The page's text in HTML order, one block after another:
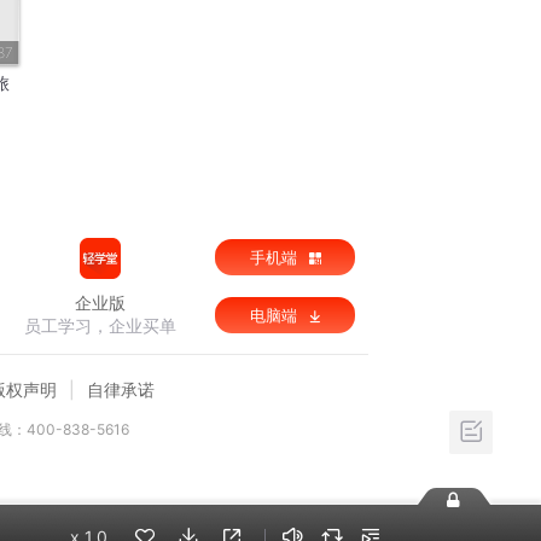
x 1.0
企业版
员工学习，企业买单
手机端
电脑端
权声明 自律承诺
：400-838-5616